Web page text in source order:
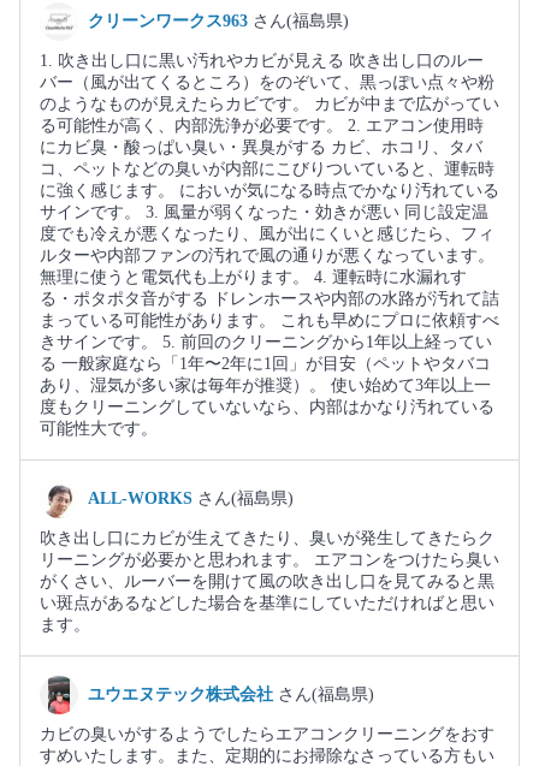
クリーンワークス963 さん(福島県)
1. 吹き出し口に黒い汚れやカビが見える 吹き出し口のルー
バー（風が出てくるところ）をのぞいて、黒っぽい点々や粉
のようなものが見えたらカビです。 カビが中まで広がってい
る可能性が高く、内部洗浄が必要です。 2. エアコン使用時
にカビ臭・酸っぱい臭い・異臭がする カビ、ホコリ、タバ
コ、ペットなどの臭いが内部にこびりついていると、運転時
に強く感じます。 においが気になる時点でかなり汚れている
サインです。 3. 風量が弱くなった・効きが悪い 同じ設定温
度でも冷えが悪くなったり、風が出にくいと感じたら、フィ
ルターや内部ファンの汚れで風の通りが悪くなっています。
無理に使うと電気代も上がります。 4. 運転時に水漏れす
る・ポタポタ音がする ドレンホースや内部の水路が汚れて詰
まっている可能性があります。 これも早めにプロに依頼すべ
きサインです。 5. 前回のクリーニングから1年以上経ってい
る 一般家庭なら「1年〜2年に1回」が目安（ペットやタバコ
あり、湿気が多い家は毎年が推奨）。 使い始めて3年以上一
度もクリーニングしていないなら、内部はかなり汚れている
可能性大です。
ALL-WORKS さん(福島県)
吹き出し口にカビが生えてきたり、臭いが発生してきたらク
リーニングが必要かと思われます。 エアコンをつけたら臭い
がくさい、ルーバーを開けて風の吹き出し口を見てみると黒
い斑点があるなどした場合を基準にしていただければと思い
ます。
ユウエヌテック株式会社 さん(福島県)
カビの臭いがするようでしたらエアコンクリーニングをおす
すめいたします。また、定期的にお掃除なさっている方もい